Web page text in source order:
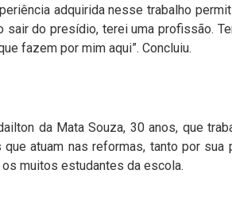
adquirida nesse trabalho
do presídio, terei uma profissão.
fazem por mim aqui”. Concluiu.
da Mata Souza, 30 anos, que
atuam nas reformas, tanto por
muitos estudantes da escola.